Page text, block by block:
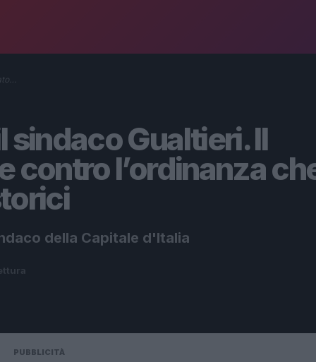
Gualtieri. Il
l’ordinanza
della Capitale d'Italia
PUBBLICITÀ